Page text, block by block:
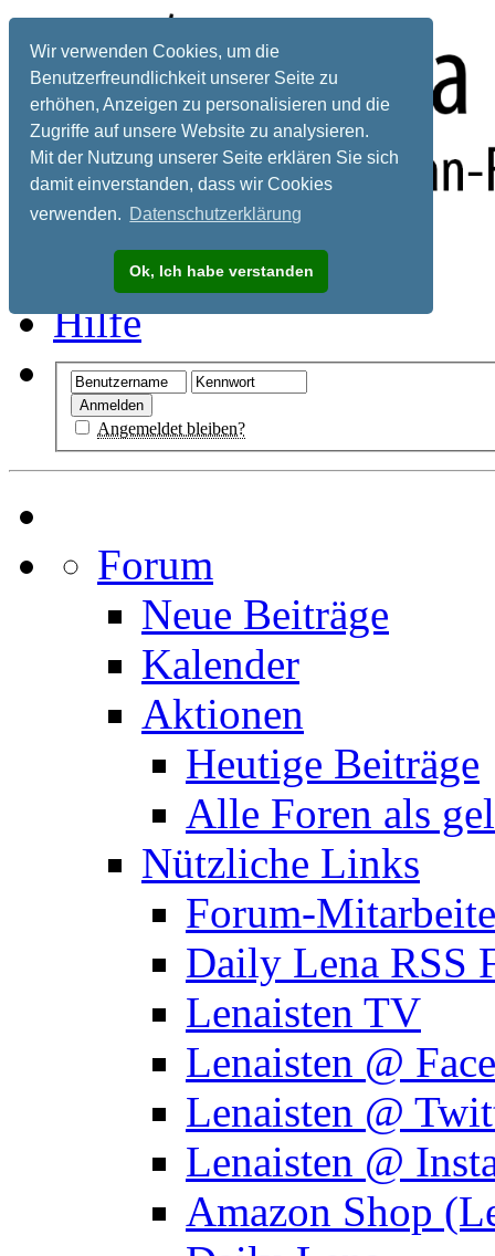
Wir verwenden Cookies, um die
Benutzerfreundlichkeit unserer Seite zu
erhöhen, Anzeigen zu personalisieren und die
Zugriffe auf unsere Website zu analysieren.
Mit der Nutzung unserer Seite erklären Sie sich
damit einverstanden, dass wir Cookies
verwenden. Datenschutzerklärung
Ok, Ich habe verstanden
Registrieren
Hilfe
Angemeldet bleiben?
Forum
Neue Beiträge
Kalender
Aktionen
Heutige Beiträge
Alle Foren als
Nützliche Links
Forum-
Daily Lena RSS
Lenaisten TV
Lenaisten @
Lenaisten @
Lenaisten @
Amazon Shop